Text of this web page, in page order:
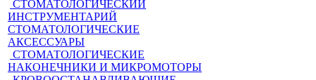
СТОМАТОЛОГИЧЕСКИЙ
ИНСТРУМЕНТАРИЙ
СТОМАТОЛОГИЧЕСКИЕ
АКСЕССУАРЫ
СТОМАТОЛОГИЧЕСКИЕ
НАКОНЕЧНИКИ И МИКРОМОТОРЫ